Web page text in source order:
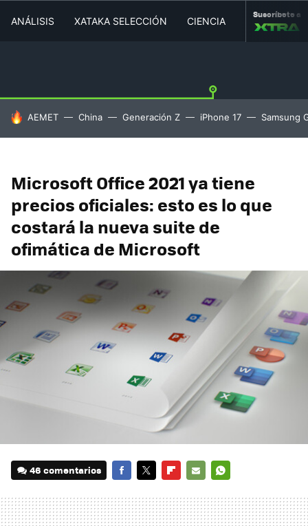
ANÁLISIS XATAKA SELECCIÓN CIENCIA MOVILIDAD
Suscríbete a
HOY SE HABLA DE
AEMET China Generación Z iPhone 17 Samsung
Microsoft Office 2021 ya tiene
precios oficiales: esto es lo que
costará la nueva suite de
ofimática de Microsoft
46 comentarios
MAIL